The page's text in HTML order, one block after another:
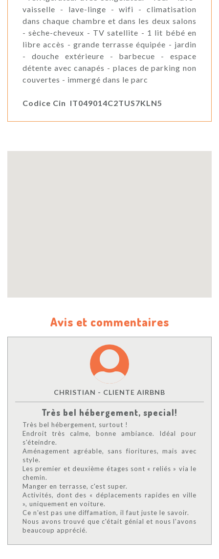
vaisselle - lave-linge - wifi - climatisation
dans chaque chambre et dans les deux salons
- sèche-cheveux - TV satellite - 1 lit bébé en
libre accès - grande terrasse équipée - jardin
- douche extérieure - barbecue - espace
détente avec canapés - places de parking non
couvertes - immergé dans le parc
Codice Cin IT049014C2TUS7KLN5
Avis et commentaires
CHRISTIAN - CLIENTE AIRBNB
Très bel hébergement, special!
Très bel hébergement, surtout !
Endroit très calme, bonne ambiance. Idéal pour
s'éteindre.
Aménagement agréable, sans fioritures, mais avec
style.
Les premier et deuxième étages sont « reliés » via le
chemin.
Manger en terrasse, c'est super.
Activités, dont des « déplacements rapides en ville
», uniquement en voiture.
Ce n'est pas une diffamation, il faut juste le savoir.
Nous avons trouvé que c'était génial et nous l'avons
beaucoup apprécié.